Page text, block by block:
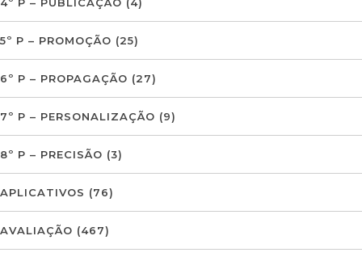
5º P – PROMOÇÃO (25)
6º P – PROPAGAÇÃO (27)
7º P – PERSONALIZAÇÃO (9)
8º P – PRECISÃO (3)
APLICATIVOS (76)
AVALIAÇÃO (467)